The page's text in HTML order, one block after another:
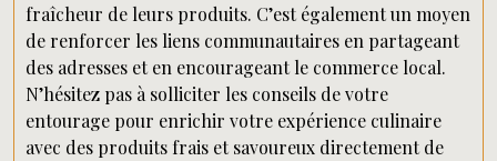
fraîcheur de leurs produits. C’est également un moyen
de renforcer les liens communautaires en partageant
des adresses et en encourageant le commerce local.
N’hésitez pas à solliciter les conseils de votre
entourage pour enrichir votre expérience culinaire
avec des produits frais et savoureux directement de